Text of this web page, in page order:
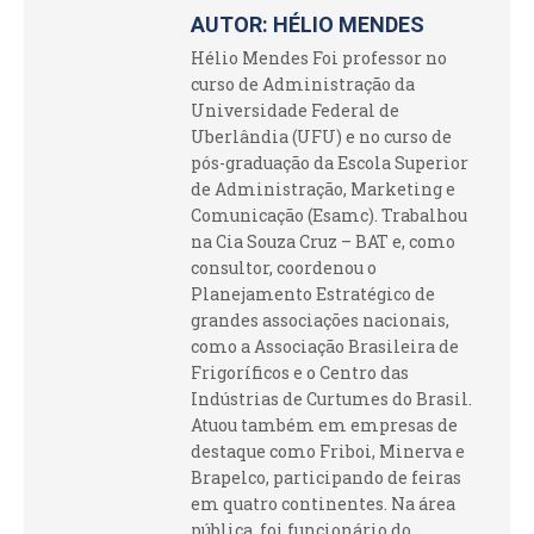
AUTOR: HÉLIO MENDES
Hélio Mendes Foi professor no
curso de Administração da
Universidade Federal de
Uberlândia (UFU) e no curso de
pós-graduação da Escola Superior
de Administração, Marketing e
Comunicação (Esamc). Trabalhou
na Cia Souza Cruz – BAT e, como
consultor, coordenou o
Planejamento Estratégico de
grandes associações nacionais,
como a Associação Brasileira de
Frigoríficos e o Centro das
Indústrias de Curtumes do Brasil.
Atuou também em empresas de
destaque como Friboi, Minerva e
Brapelco, participando de feiras
em quatro continentes. Na área